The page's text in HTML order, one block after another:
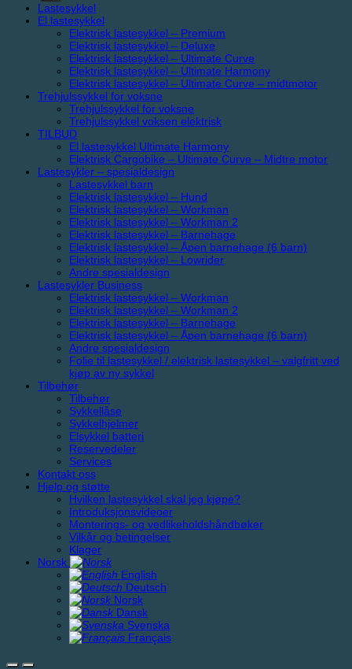
Lastesykkel
El lastesykkel
Elektrisk lastesykkel – Premium
Elektrisk lastesykkel – Deluxe
Elektrisk lastesykkel – Ultimate Curve
Elektrisk lastesykkel – Ultimate Harmony
Elektrisk lastesykkel – Ultimate Curve – midtmotor
Trehjulssykkel for voksne
Trehjulssykkel for voksne
Trehjulssykkel voksen elektrisk
TILBUD
El lastesykkel Ultimate Harmony
Elektrisk Cargobike – Ultimate Curve – Midtre motor
Lastesykler – spesialdesign
Lastesykkel barn
Elektrisk lastesykkel – Hund
Elektrisk lastesykkel – Workman
Elektrisk lastesykkel – Workman 2
Elektrisk lastesykkel – Barnehage
Elektrisk lastesykkel – Åpen barnehage (6 barn)
Elektrisk lastesykkel – Lowrider
Andre spesialdesign
Lastesykler Business
Elektrisk lastesykkel – Workman
Elektrisk lastesykkel – Workman 2
Elektrisk lastesykkel – Barnehage
Elektrisk lastesykkel – Åpen barnehage (6 barn)
Andre spesialdesign
Folie til lastesykkel / elektrisk lastesykkel – valgfritt ved
kjøp av ny sykkel
Tilbehør
Tilbehør
Sykkellåse
Sykkelhjelmer
Elsykkel batteri
Reservedeler
Services
Kontakt oss
Hjelp og støtte
Hvilken lastesykkel skal jeg kjøpe?
Introduksjonsvideoer
Monterings- og vedlikeholdshåndbøker
Vilkår og betingelser
Klager
Norsk
English
Deutsch
Norsk
Dansk
Svenska
Français